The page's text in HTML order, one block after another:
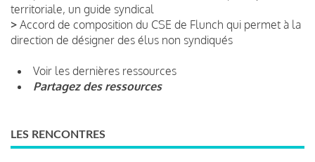
territoriale, un guide syndical
> Accord de composition du CSE de Flunch qui permet à la
direction de désigner des élus non syndiqués
Voir les dernières ressources
Partagez des ressources
LES RENCONTRES